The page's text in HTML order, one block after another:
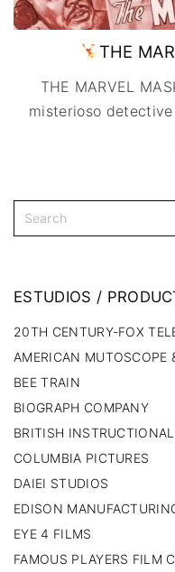
TERROR
THE
THE MARVEL
misterioso
ESTUDIOS /
20TH CENTURY-FOX
AMERICAN MUTOSCOPE
BEE TRAIN
BIOGRAPH COMPANY
BRITISH
COLUMBIA PICTURES
DAIEI STUDIOS
EDISON
EYE 4 FILMS
FAMOUS PLAYERS FILM